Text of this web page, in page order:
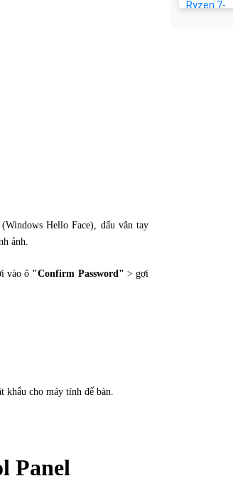
Hello Face), dấu vân tay
ảnh.
vào ô "Confirm Password" > gợi
cho máy tính để bàn.
Panel